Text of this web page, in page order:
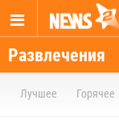
Развлечения
Лучшее Горячее